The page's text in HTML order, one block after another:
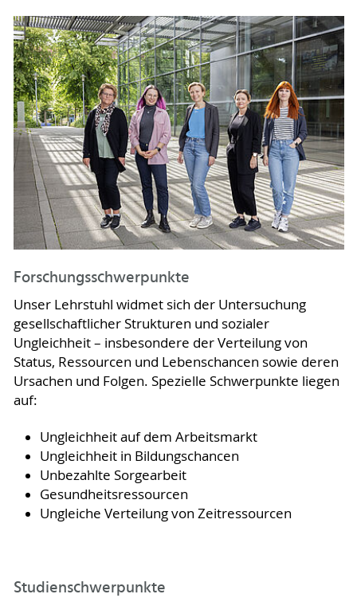
Forschungsschwerpunkte
Unser Lehrstuhl widmet sich der Untersuchung
gesellschaftlicher Strukturen und sozialer
Ungleichheit – insbesondere der Verteilung von
Status, Ressourcen und Lebenschancen sowie deren
Ursachen und Folgen. Spezielle Schwerpunkte liegen
auf:
Ungleichheit auf dem Arbeitsmarkt
Ungleichheit in Bildungschancen
Unbezahlte Sorgearbeit
Gesundheitsressourcen
Ungleiche Verteilung von Zeitressourcen
Studienschwerpunkte